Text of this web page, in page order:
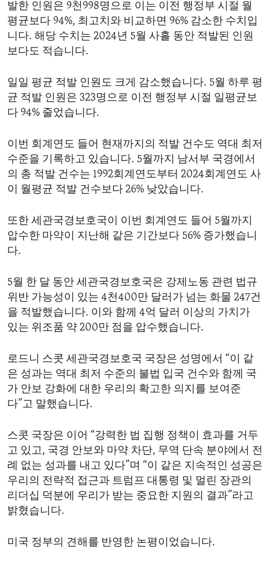
발한 인원은 9천998명으로 이는 이전 행정부 시절 월
평균보다 94%, 최고치와 비교하면 96% 감소한 수치입
니다. 해당 수치는 2024년 5월 사흘 동안 적발된 인원
보다도 적습니다.
일일 평균 적발 인원도 크게 감소했습니다. 5월 하루 평
균 적발 인원은 323명으로 이전 행정부 시절 일평균보
다 94% 줄었습니다.
이번 회계연도 들어 현재까지의 적발 건수도 역대 최저
수준을 기록하고 있습니다. 5월까지 남서부 국경에서
의 총 적발 건수는 1992회계연도부터 2024회계연도 사
이 월평균 적발 건수보다 26% 낮았습니다.
또한 세관국경보호국이 이번 회계연도 들어 5월까지
압수한 마약이 지난해 같은 기간보다 56% 증가했습니
다.
5월 한 달 동안 세관국경보호국은 강제노동 관련 법규
위반 가능성이 있는 4천400만 달러가 넘는 화물 247건
을 적발했습니다. 이와 함께 4억 달러 이상의 가치가
있는 위조품 약 200만 점을 압수했습니다.
로드니 스콧 세관국경보호국 국장은 성명에서 “이 같
은 성과는 역대 최저 수준의 불법 입국 건수와 함께 국
가 안보 강화에 대한 우리의 확고한 의지를 보여준
다”고 말했습니다.
스콧 국장은 이어 “강력한 법 집행 정책이 효과를 거두
고 있고, 국경 안보와 마약 차단, 무역 단속 분야에서 전
례 없는 성과를 내고 있다”며 “이 같은 지속적인 성공은
우리의 전략적 접근과 트럼프 대통령 및 멀린 장관의
리더십 덕분에 우리가 받는 중요한 지원의 결과”라고
밝혔습니다.
미국 정부의 견해를 반영한 논평이었습니다.